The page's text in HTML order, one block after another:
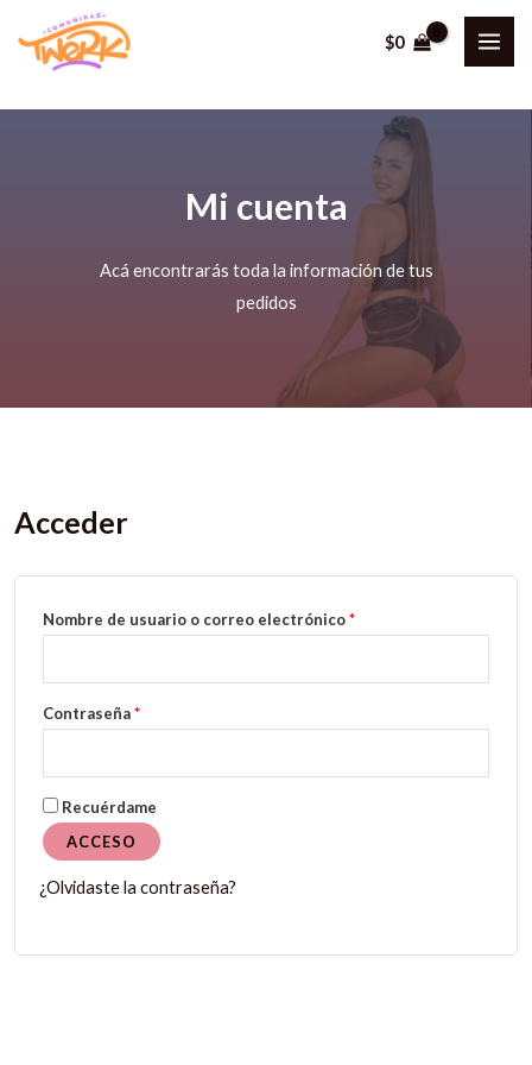
$0
Mi cuenta
Acá encontrarás toda la información de tus
pedidos
Acceder
Nombre de usuario o correo electrónico*Obligatorio
Contraseña*Obligatorio
Recuérdame
ACCESO
¿Olvidaste la contraseña?